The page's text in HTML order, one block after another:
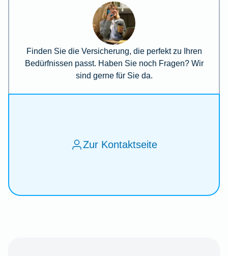
Finden Sie die Versicherung, die perfekt zu Ihren
Bedürfnissen passt. Haben Sie noch Fragen? Wir
sind gerne für Sie da.
Zur Kontaktseite